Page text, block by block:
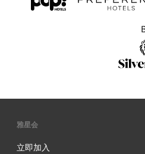
雅星会
立即加入